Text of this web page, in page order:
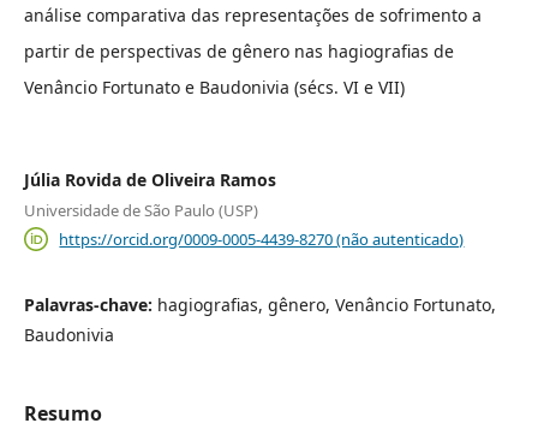
análise comparativa das representações de sofrimento a
partir de perspectivas de gênero nas hagiografias de
Venâncio Fortunato e Baudonivia (sécs. VI e VII)
Júlia Rovida de Oliveira Ramos
Universidade de São Paulo (USP)
https://orcid.org/0009-0005-4439-8270 (não autenticado)
Palavras-chave: hagiografias, gênero, Venâncio Fortunato,
Baudonivia
Resumo